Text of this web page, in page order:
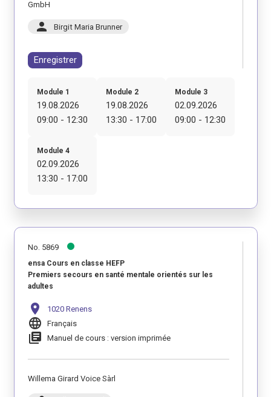
GmbH
person Birgit Maria Brunner
Enregistrer
Module 1
19.08.2026
09:00 - 12:30
Module 2
19.08.2026
13:30 - 17:00
Module 3
02.09.2026
09:00 - 12:30
Module 4
02.09.2026
13:30 - 17:00
No. 5869
ensa Cours en classe HEFP
Premiers secours en santé mentale orientés sur les
adultes
location_on 1020 Renens
language Français
library_books Manuel de cours : version imprimée
Willema Girard Voice Sàrl